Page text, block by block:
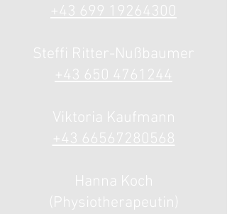
+43 699 19264300
Steffi Ritter-Nußbaumer
+43 650 4761244
Viktoria Kaufmann
+43 66567280568
Hanna Koch
(Physiotherapeutin)